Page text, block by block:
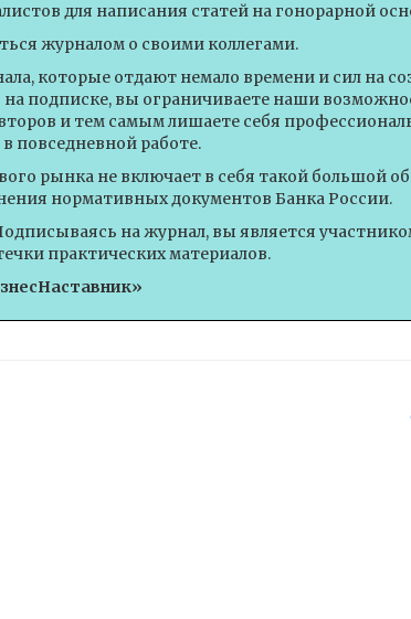
для написания статей на гонорарной
журналом о своими коллегами.
которые отдают немало времени и сил на
подписке, вы ограничиваете наши
и тем самым лишаете себя
повседневной работе.
рынка не включает в себя такой большой
нормативных документов Банка России.
на журнал, вы является
практических материалов.